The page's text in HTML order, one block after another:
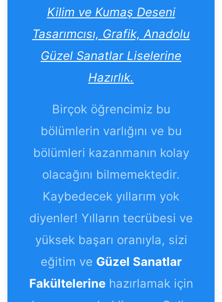
Kilim ve Kumaş Deseni
Tasarımcısı, Grafik, Anadolu
Güzel Sanatlar Liselerine
Hazırlık.
Birçok öğrencimiz bu
bölümlerin varlığını ve bu
bölümleri kazanmanın kolay
olacağını bilmemektedir.
Kaybedecek yıllarım yok
diyenler! Yılların tecrübesi ve
yüksek başarı oranıyla, sizi
eğitim ve Güzel Sanatlar
Fakültelerinehazırlamak için